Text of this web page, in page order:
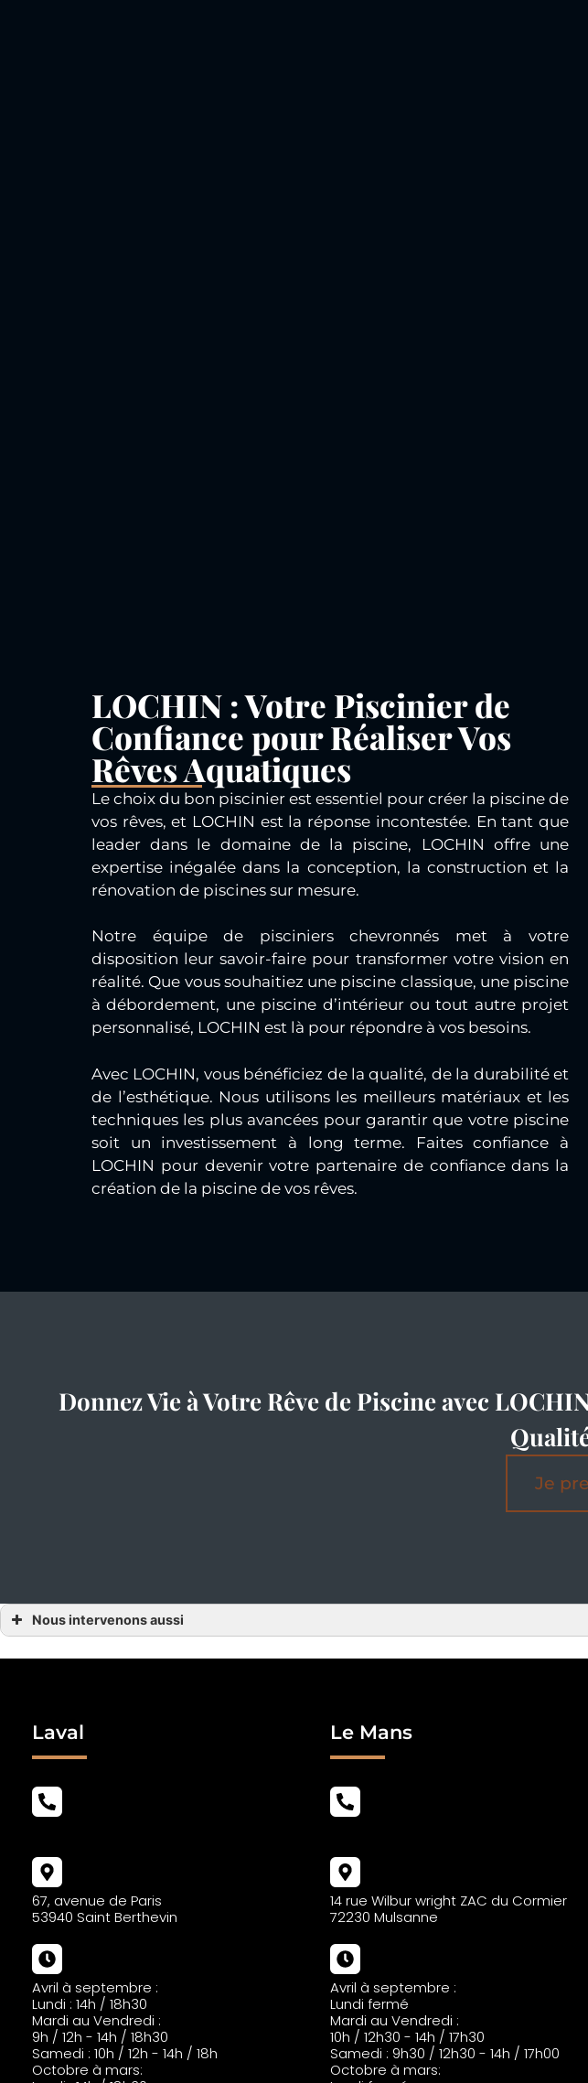
LOCHIN : Votre Piscinier de
Confiance pour Réaliser Vos
Rêves Aquatiques
Le choix du bon piscinier est essentiel pour créer la piscine de
vos rêves, et LOCHIN est la réponse incontestée. En tant que
leader dans le domaine de la piscine, LOCHIN offre une
expertise inégalée dans la conception, la construction et la
rénovation de piscines sur mesure.
Notre équipe de pisciniers chevronnés met à votre
disposition leur savoir-faire pour transformer votre vision en
réalité. Que vous souhaitiez une piscine classique, une piscine
à débordement, une piscine d’intérieur ou tout autre projet
personnalisé, LOCHIN est là pour répondre à vos besoins.
Avec LOCHIN, vous bénéficiez de la qualité, de la durabilité et
de l’esthétique. Nous utilisons les meilleurs matériaux et les
techniques les plus avancées pour garantir que votre piscine
soit un investissement à long terme. Faites confiance à
LOCHIN pour devenir votre partenaire de confiance dans la
création de la piscine de vos rêves.
Donnez Vie à Votre Rêve de Piscine avec
Je
Nous intervenons aussi
Piscinier 49
Piscinier Laval
Piscinier Loire Atlantique
Piscinier 44
Piscinier Rennes
Piscinier Mans
Piscinier Sarthe
Piscinier 72
Piscinier Indre-et-Loire
Piscinier 37
Laval
67, avenue de Paris
53940 Saint Berthevin
Avril à septembre :
Lundi : 14h / 18h30
Mardi au Vendredi :
9h / 12h - 14h / 18h30
Samedi : 10h / 12h - 14h / 18h
Octobre à mars:
Le Mans
14 rue Wilbur wright ZAC du Cormier
72230 Mulsanne
Avril à septembre :
Lundi fermé
Mardi au Vendredi :
10h / 12h30 - 14h / 17h30
Samedi : 9h30 / 12h30 - 14h / 17h00
Octobre à mars: